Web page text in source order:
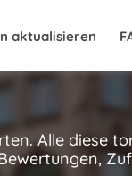
aktualisieren
Alle diese